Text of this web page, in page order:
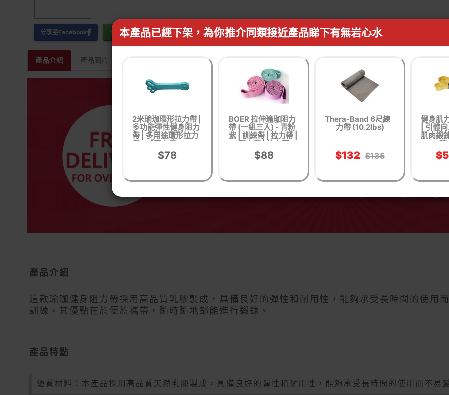
分享至Facebook 分享至WhatsApp
產品介紹 產品圖片
產品介紹
這款瑜珈健身阻力帶採用高品質乳膠製成，具備良好的彈性和耐用性，能夠承受長時間的使用
訓練。其優點在於便於攜帶，隨時隨地都能進行鍛鍊。
產品特點
優質材料：本產品採用高品質天然乳膠製成，具備良好的彈性和耐用性，能夠承受長時間的使用而不易
本產品已經下架，為你推介同類接近產品睇下有無岩心水
2米瑜珈環形拉力帶 |
多功能彈性健身阻力
帶 | 多用途環形拉力
帶 - 【阻力值15-
30KG】 - 湖藍色
$78
BOER 拉伸瑜珈阻力
帶 (一組三入) - 青粉
紫 | 訓練帶 | 拉力帶 |
彈力帶 | 拉力圈
$88
Thera-Band 6尺練
力帶 (10.2lbs)
$132 $135
健身肌
| 引體
肌肉鍛
磅